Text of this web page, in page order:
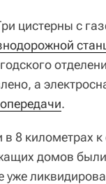
цистерны с
а
.
8 километрах
домов